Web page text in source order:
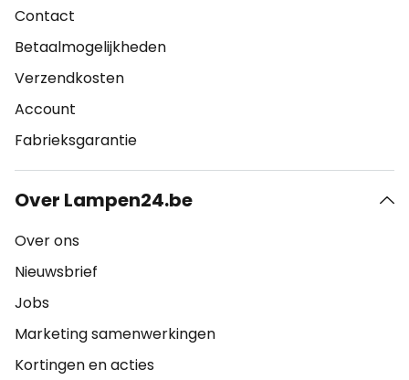
Contact
Betaalmogelijkheden
Verzendkosten
Account
Fabrieksgarantie
Over Lampen24.be
Over ons
Nieuwsbrief
Jobs
Marketing samenwerkingen
Kortingen en acties